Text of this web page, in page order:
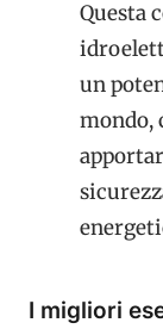
Questa
un
mondo,
I migliori